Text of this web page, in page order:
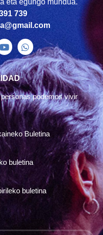
eta egungo mundua.
739
podemos vivir
Buletina
buletina
buletina